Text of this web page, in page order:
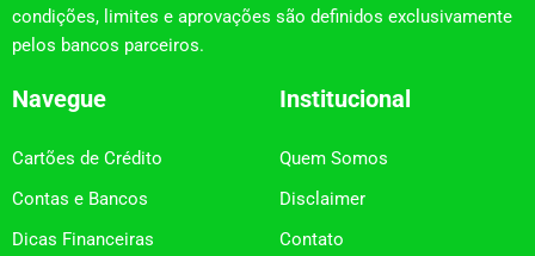
condições, limites e aprovações são definidos exclusivamente
pelos bancos parceiros.
Navegue
Cartões de Crédito
Contas e Bancos
Dicas Financeiras
Institucional
Quem Somos
Disclaimer
Contato